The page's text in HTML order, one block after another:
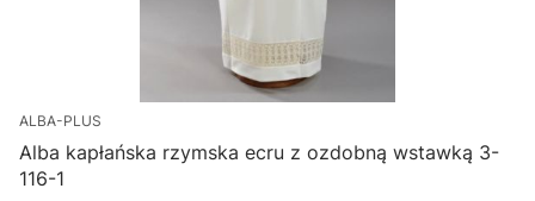
ALBA-PLUS
Alba kapłańska rzymska ecru z ozdobną wstawką 3-
116-1